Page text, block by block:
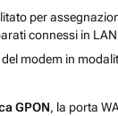
per
connessi in LAN
modem in
GPON, la porta